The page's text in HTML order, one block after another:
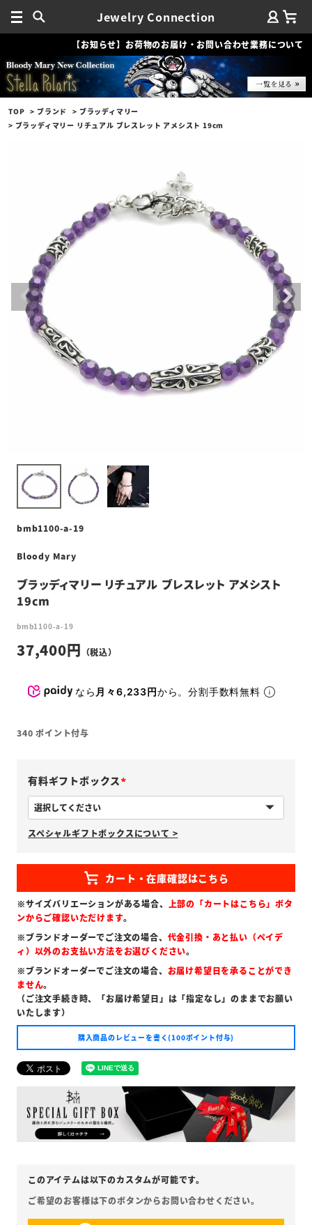
Jewelry Connection
【お知らせ】お荷物のお届け・お問い合わせ業務について
TOP ブランド
ブラッディマリー
ブラッディマリー リチュアル ブレスレット アメシスト 19cm
bmb1100-a-19
Bloody Mary
ブラッディマリー リチュアル ブレスレット アメシスト
19cm
bmb1100-a-19
37,400
なら 月々6,233円から。分割手数料無料
340 ポイント付与
有料ギフトボックス
必
須
)
スペシャルギフトボックスについて >
※サイズバリエーションがある場合、 上部の「カートはこちら」ボタ
ンからご確認いただけます。
※ブランドオーダーでご注文の場合、 代金引換・あと払い（ペイデ
ィ）以外のお支払い方法をお選びください。
※ブランドオーダーでご注文の場合、 お届け希望日を承ることができ
ません。
（ご注文手続き時、「お届け希望日」は「指定なし」のままでお願い
いたします）
購入商品のレビューを書く(100ポイント付与)